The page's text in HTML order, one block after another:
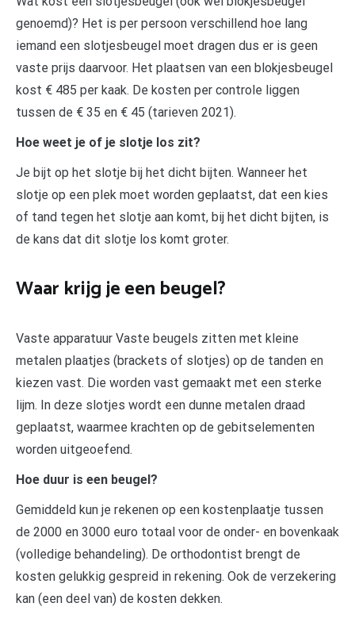
genoemd)? Het is per persoon verschillend hoe lang
iemand een slotjesbeugel moet dragen dus er is geen
vaste prijs daarvoor. Het plaatsen van een blokjesbeugel
kost € 485 per kaak. De kosten per controle liggen
tussen de € 35 en € 45 (tarieven 2021).
Hoe weet je of je slotje los zit?
Je bijt op het slotje bij het dicht bijten. Wanneer het
slotje op een plek moet worden geplaatst, dat een kies
of tand tegen het slotje aan komt, bij het dicht bijten, is
de kans dat dit slotje los komt groter.
Waar krijg je een beugel?
Vaste apparatuur Vaste beugels zitten met kleine
metalen plaatjes (brackets of slotjes) op de tanden en
kiezen vast. Die worden vast gemaakt met een sterke
lijm. In deze slotjes wordt een dunne metalen draad
geplaatst, waarmee krachten op de gebitselementen
worden uitgeoefend.
Hoe duur is een beugel?
Gemiddeld kun je rekenen op een kostenplaatje tussen
de 2000 en 3000 euro totaal voor de onder- en bovenkaak
(volledige behandeling). De orthodontist brengt de
kosten gelukkig gespreid in rekening. Ook de verzekering
kan (een deel van) de kosten dekken.